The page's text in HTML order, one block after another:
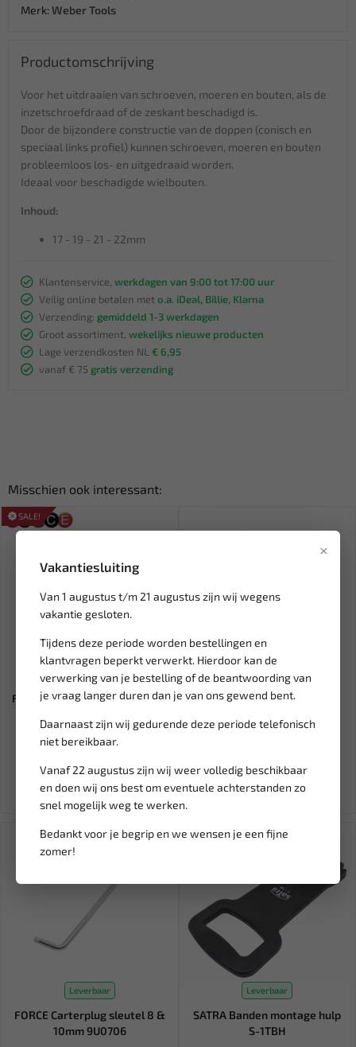
×
Vakantiesluiting
Van 1 augustus t/m 21 augustus zijn wij wegens
vakantie gesloten.
Tijdens deze periode worden bestellingen en
klantvragen beperkt verwerkt. Hierdoor kan de
verwerking van je bestelling of de beantwoording van
je vraag langer duren dan je van ons gewend bent.
Daarnaast zijn wij gedurende deze periode telefonisch
niet bereikbaar.
Vanaf 22 augustus zijn wij weer volledig beschikbaar
en doen wij ons best om eventuele achterstanden zo
snel mogelijk weg te werken.
Bedankt voor je begrip en we wensen je een fijne
zomer!
Merk: Weber Tools
Productomschrijving
Voor het uitdraaien van schroeven, moeren en bouten, als de
inzetschroefdraad of de zeskant beschadigd is.
Door de bijzondere constructie van de doppen (conisch en
speciaal links profiel) kunnen schroeven, moeren en bouten
probleemloos los- en uitgedraaid worden.
Ideaal voor beschadigde wielbouten.
Inhoud:
17 - 19 - 21 - 22mm
Klantenservice, werkdagen van 9:00 tot 17:00 uur
Veilig online betalen met o.a. iDeal, Billie, Klarna
Verzending: gemiddeld 1-3 werkdagen
Groot assortiment, wekelijks nieuwe producten
Lage verzendkosten NL € 6,95
vanaf € 75 gratis verzending
Misschien ook interessant:
SALE!
Leverbaar
FORCE Schroefdraad linkse en
32,55
Ex. btw: € 26,90
Leverbaar
STEEKZEKERING NORM 80V
Ex. btw: € 21,71
Leverbaar
FORCE Carterplug sleutel 8 &
10mm 9U0706
Leverbaar
SATRA Banden montage hulp
S-1TBH